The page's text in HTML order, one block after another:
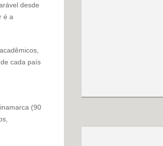
desde
é a
cada país
(90